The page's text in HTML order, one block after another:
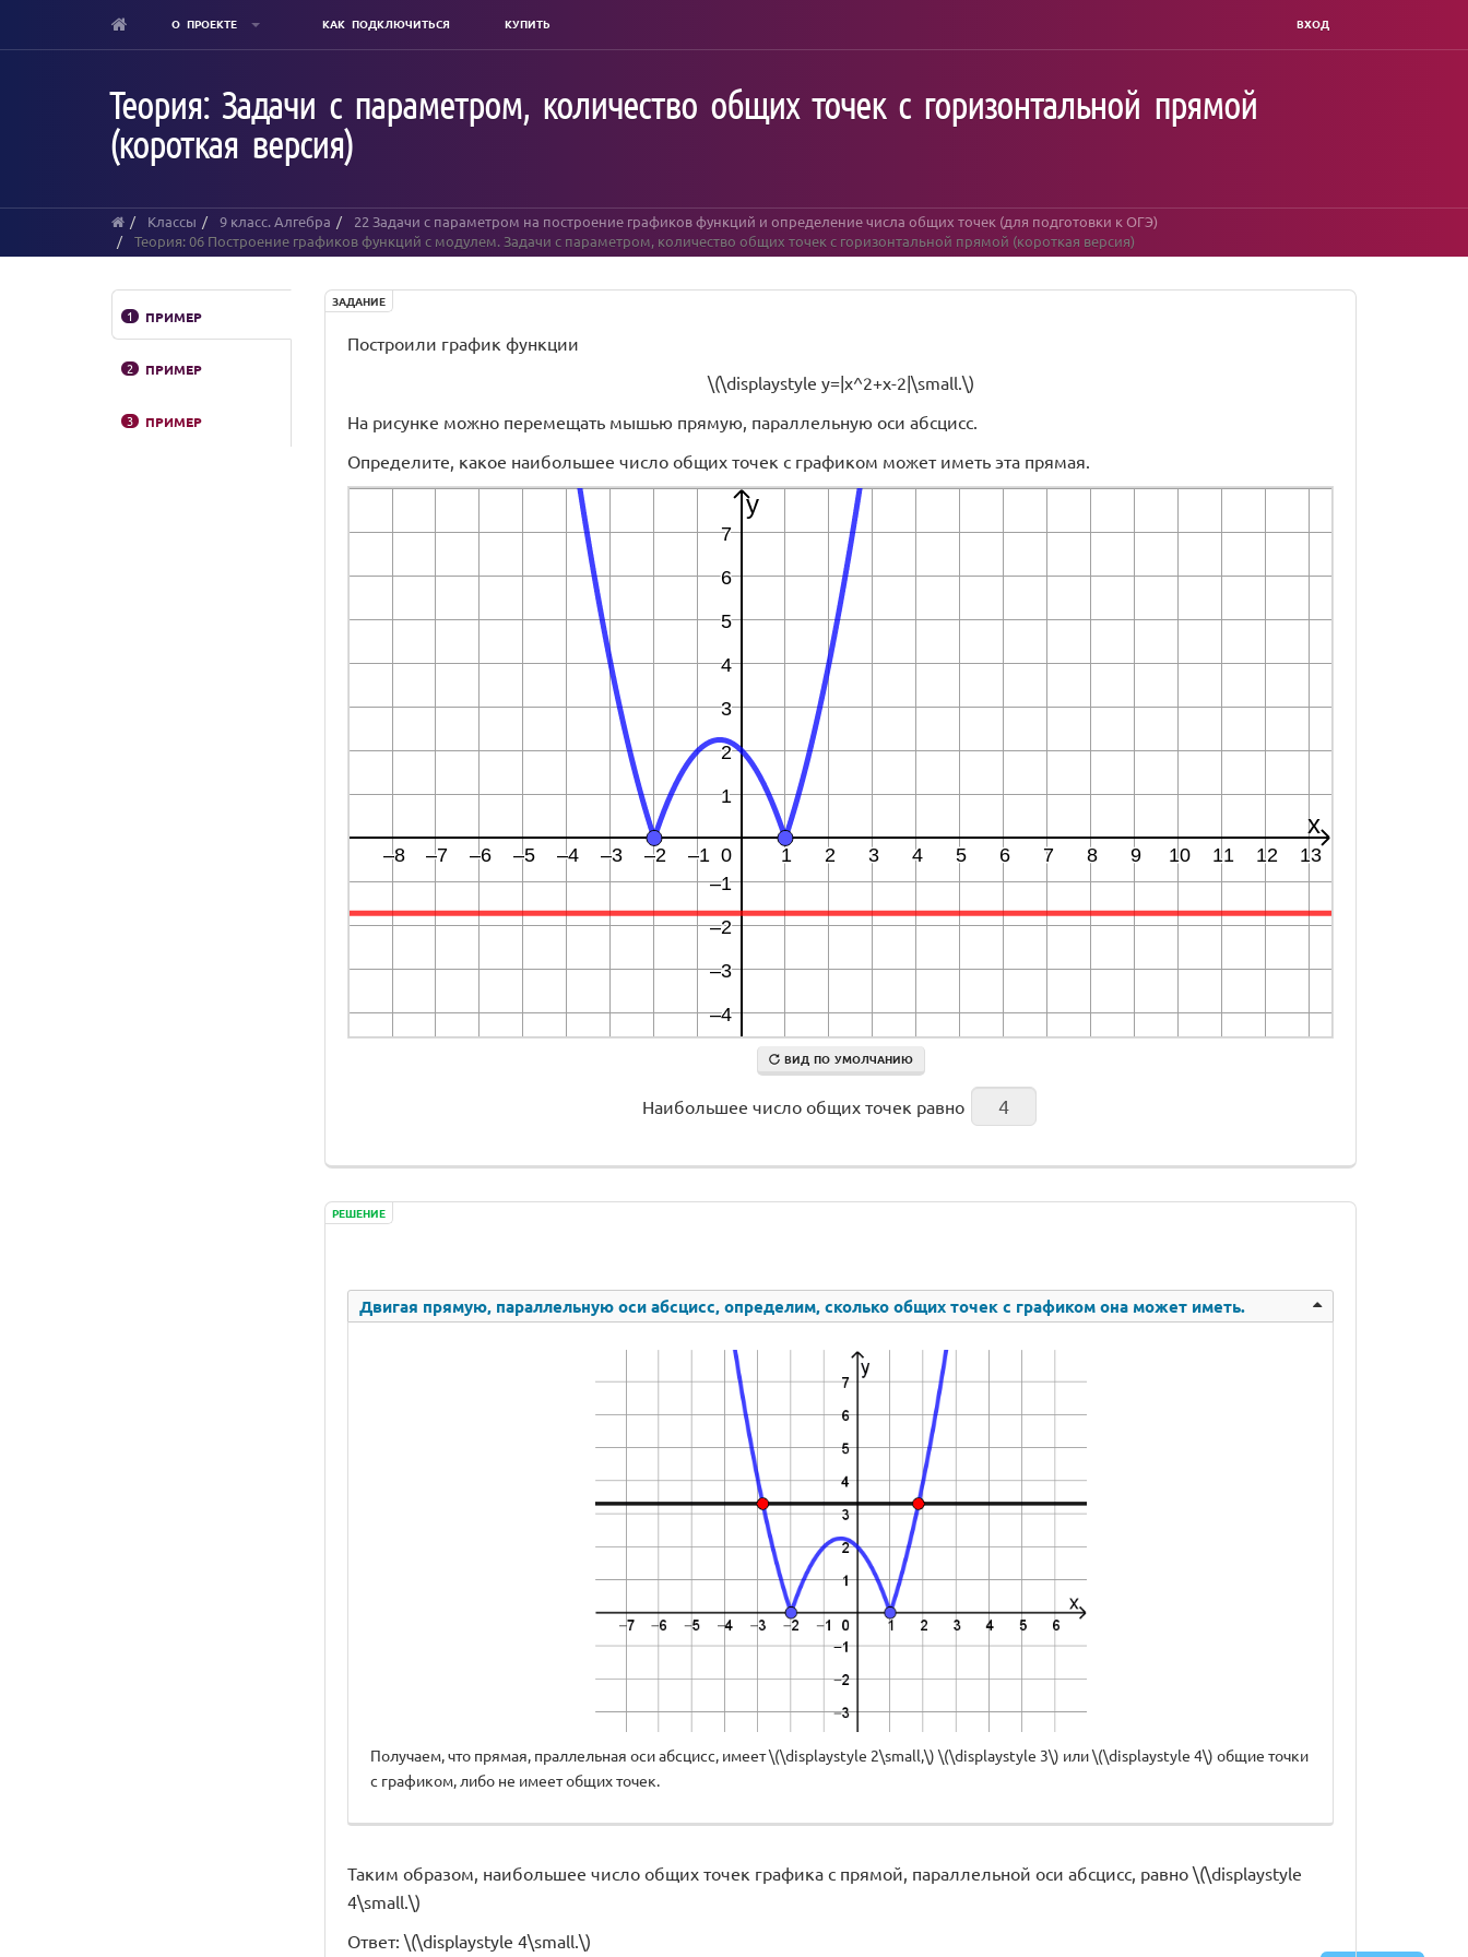
О ПРОЕКТЕ КАК ПОДКЛЮЧИТЬСЯ КУПИТЬ ВХОД
Теория: Задачи с параметром, количество общих точек с горизонтальной прямой
(короткая версия)
Классы 9 класс. Алгебра
22 Задачи с параметром на построение графиков функций и определение числа общих точек (для подготовки к ОГЭ)
Теория: 06 Построение графиков функций с модулем. Задачи с параметром, количество общих точек с горизонтальной прямой (короткая версия)
1 ПРИМЕР
2 ПРИМЕР
3 ПРИМЕР
ЗАДАНИЕ
Построили график функции
\(\displaystyle y=|x^2+x-2|\small.\)
На рисунке можно перемещать мышью прямую, параллельную оси абсцисс.
Определите, какое наибольшее число общих точек с графиком может иметь эта прямая.
ВИД ПО УМОЛЧАНИЮ
Наибольшее число общих точек равно
РЕШЕНИЕ
Двигая прямую, параллельную оси абсцисс, определим, сколько общих точек с графиком она может иметь.
Получаем, что прямая, праллельная оси абсцисс, имеет \(\displaystyle 2\small,\) \(\displaystyle 3\) или \(\displaystyle 4\) общие точки
с графиком, либо не имеет общих точек.
Таким образом, наибольшее число общих точек графика с прямой, параллельной оси абсцисс, равно \(\displaystyle
4\small.\)
Ответ: \(\displaystyle 4\small.\)